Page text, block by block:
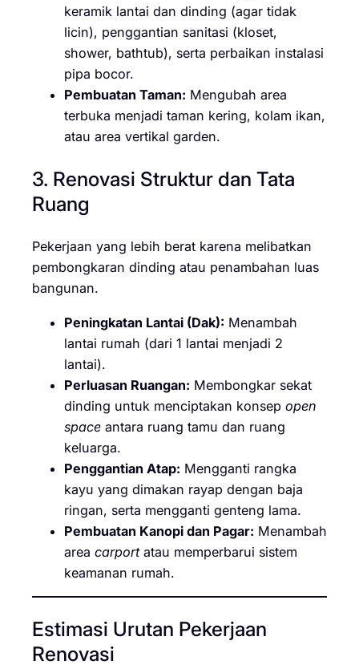
keramik lantai dan dinding (agar tidak
licin), penggantian sanitasi (kloset,
shower, bathtub), serta perbaikan instalasi
pipa bocor.
Pembuatan Taman: Mengubah area
terbuka menjadi taman kering, kolam ikan,
atau area vertikal garden.
3. Renovasi Struktur dan Tata
Ruang
Pekerjaan yang lebih berat karena melibatkan
pembongkaran dinding atau penambahan luas
bangunan.
Peningkatan Lantai (Dak): Menambah
lantai rumah (dari 1 lantai menjadi 2
lantai).
Perluasan Ruangan: Membongkar sekat
dinding untuk menciptakan konsep open
space antara ruang tamu dan ruang
keluarga.
Penggantian Atap: Mengganti rangka
kayu yang dimakan rayap dengan baja
ringan, serta mengganti genteng lama.
Pembuatan Kanopi dan Pagar: Menambah
area carportatau memperbarui sistem
keamanan rumah.
Estimasi Urutan Pekerjaan
Renovasi